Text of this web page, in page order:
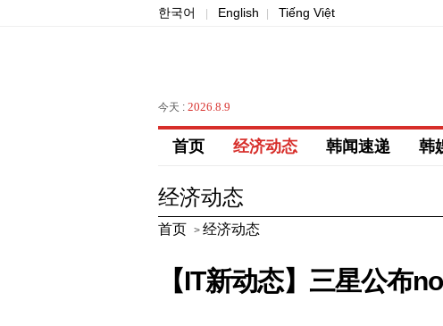
한국어 English Tiếng Việt
今天 : 2026.8.9
首页 经济动态 韩闻速递 韩
经济动态
首页 > 经济动态
【IT新动态】三星公布